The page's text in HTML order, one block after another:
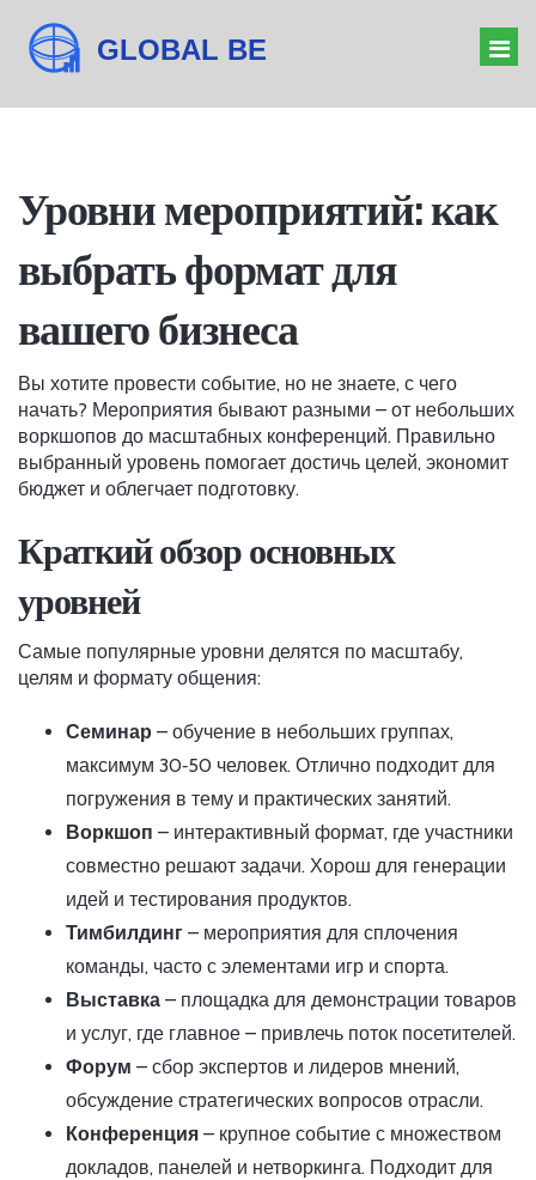
БАРЬЕРЫ БИЗНЕСА
ДРЕСС-КОД КОНФЕРЕНЦИИ
ЗНАЧЕНИЕ ФОРУМА
Уровни мероприятий: как
выбрать формат для
вашего бизнеса
Вы хотите провести событие, но не знаете, с чего
начать? Мероприятия бывают разными – от небольших
воркшопов до масштабных конференций. Правильно
выбранный уровень помогает достичь целей, экономит
бюджет и облегчает подготовку.
Краткий обзор основных
уровней
Самые популярные уровни делятся по масштабу,
целям и формату общения:
Семинар – обучение в небольших группах,
максимум 30‑50 человек. Отлично подходит для
погружения в тему и практических занятий.
Воркшоп – интерактивный формат, где участники
совместно решают задачи. Хорош для генерации
идей и тестирования продуктов.
Тимбилдинг – мероприятия для сплочения
команды, часто с элементами игр и спорта.
Выставка – площадка для демонстрации товаров
и услуг, где главное – привлечь поток посетителей.
Форум – сбор экспертов и лидеров мнений,
обсуждение стратегических вопросов отрасли.
Конференция – крупное событие с множеством
докладов, панелей и нетворкинга. Подходит для